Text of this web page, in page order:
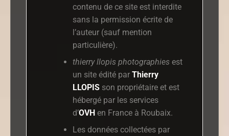
contenu de ce site est interdite
sans la permission écrite de
l’auteur (sauf mention
particulière).
thierry llopis photographies est
un site édité par Thierry
LLOPIS son propriétaire et est
hébergé par les services
d’OVH en France à Roubaix.
Les données collectées par